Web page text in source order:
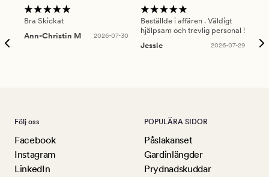
Bra Skickat
Ann-Christin M
2026-07-30
Beställde i affären . Väldigt
hjälpsam och trevlig personal !
Jessie
2026-07-29
Följ oss
Facebook
Instagram
LinkedIn
POPULÄRA SIDOR
Påslakanset
Gardinlängder
Prydnadskuddar